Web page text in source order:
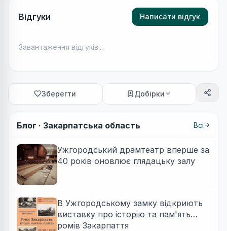
Відгуки Написати відгук
Завантаження відгуків...
Зберегти Добірки
Блог · Закарпатська область Всі
Ужгородський драмтеатр вперше за
40 років оновлює глядацьку залу
В Ужгородському замку відкриють
виставку про історію та пам'ять
ромів Закарпаття